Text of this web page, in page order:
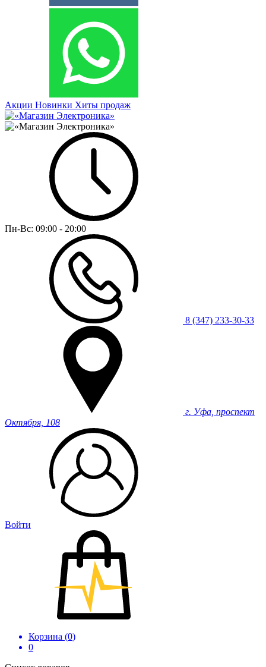
Акции Новинки Хиты продаж
Пн-Вс: 09:00 - 20:00
8 (347) 233-30-33
г. Уфа, проспект
Октября, 108
Войти
Корзина (0)
0